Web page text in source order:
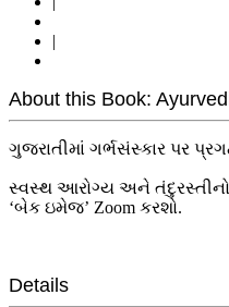
|
About this Book:
ગુજરાતીમાં ગર્ભસંસ્કાર પર
સ્વસ્થ આરોગ્ય અને
‘બેક ઇમેજ’ Zoom કરશો.
Details